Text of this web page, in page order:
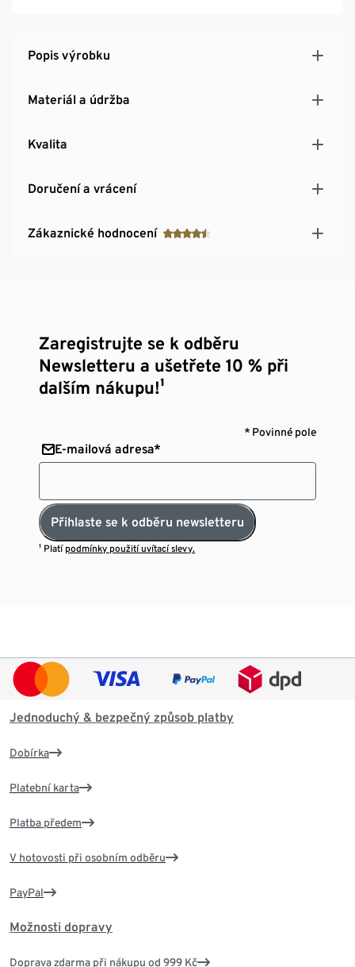
Popis výrobku
Materiál a údržba
Kvalita
Doručení a vrácení
Zákaznické hodnocení
Zaregistrujte se k odběru
Newsletteru a ušetřete 10 % při
dalším nákupu!¹
* Povinné pole
E-mailová adresa*
Přihlaste se k odběru newsletteru
¹ Platí podmínky použití uvítací slevy.
Jednoduchý & bezpečný způsob platby
Dobírka
Platební karta
Platba předem
V hotovosti při osobním odběru
PayPal
Možnosti dopravy
Doprava zdarma při nákupu od 999 Kč